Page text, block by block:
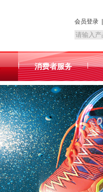
会员登录
| 消费者服务 |